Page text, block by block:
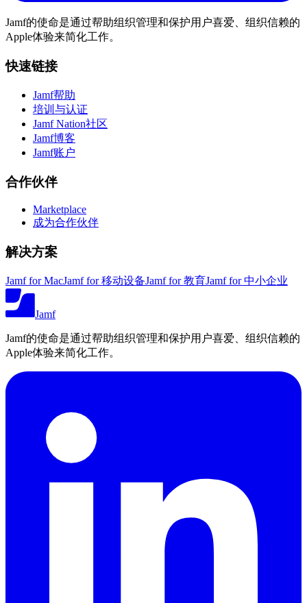
Jamf的使命是通过帮助组织管理和保护用户喜爱、组织信赖的
Apple体验来简化工作。
快速链接
Jamf帮助
培训与认证
Jamf Nation社区
Jamf博客
Jamf账户
合作伙伴
Marketplace
成为合作伙伴
解决方案
Jamf for MacJamf for 移动设备Jamf for 教育Jamf for 中小企业
Jamf
Jamf的使命是通过帮助组织管理和保护用户喜爱、组织信赖的
Apple体验来简化工作。